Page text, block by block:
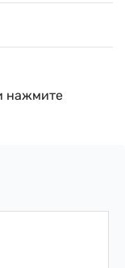
нажмите